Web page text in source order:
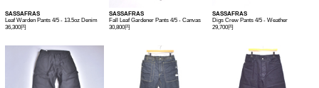
SASSAFRAS
Leaf Warden Pants 4/5 - 13.5oz Denim
36,300円
SASSAFRAS
Fall Leaf Gardener Pants 4/5 - Canvas
30,800円
SASSAFRAS
Digs Crew Pants 4/5 - Weather
29,700円